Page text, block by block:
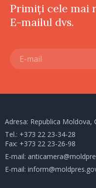
Primiți cele mai
E-mailul dvs.
Adresa: Republica Moldova,
Tel.: +373 22 23-34-28
Fax: +373 22 23-26-98
E-mail:
E-mail: